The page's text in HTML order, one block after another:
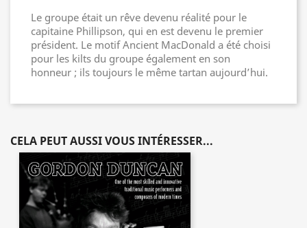
Le groupe était un rêve devenu réalité pour le
capitaine Phillipson, qui en est devenu le premier
président. Le motif Ancient MacDonald a été choisi
pour les kilts du groupe également en son
honneur ; ils toujours le même tartan aujourd’hui.
CELA PEUT AUSSI VOUS INTÉRESSER...